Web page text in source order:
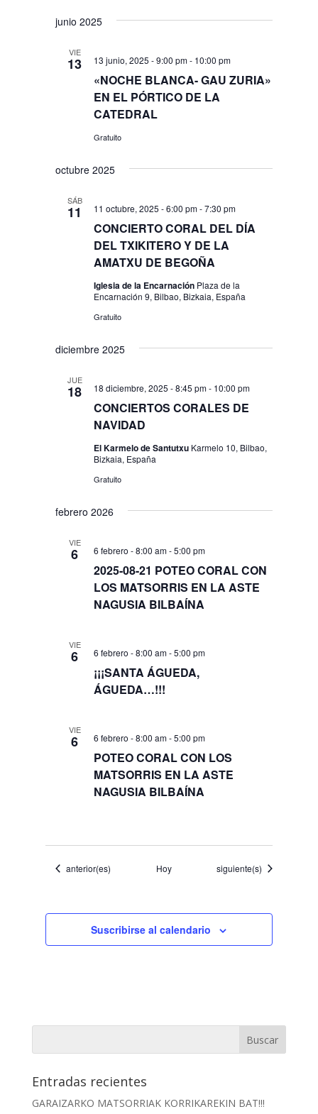
junio 2025
VIE
13
«NOCHE BLANCA- GAU ZURIA»
EN EL PÓRTICO DE LA
CATEDRAL
13 junio, 2025 - 9:00 pm- 10:00 pm
Gratuito
octubre 2025
SÁB
11
CONCIERTO CORAL DEL DÍA
DEL TXIKITERO Y DE LA
AMATXU DE BEGOÑA
11 octubre, 2025 - 6:00 pm-7:30 pm
Iglesia de la Encarnación Plaza de la
Encarnación 9, Bilbao, Bizkaia, España
Gratuito
diciembre 2025
JUE
18
CONCIERTOS CORALES DE
NAVIDAD
18 diciembre, 2025 - 8:45 pm- 10:00 pm
El Karmelo de Santutxu Karmelo 10, Bilbao,
Bizkaia, España
Gratuito
febrero 2026
VIE
6
2025-08-21 POTEO CORAL CON
LOS MATSORRIS EN LA ASTE
NAGUSIA BILBAÍNA
6 febrero - 8:00 am-5:00 pm
VIE
6
¡¡¡SANTA ÁGUEDA,
ÁGUEDA…!!!
6 febrero - 8:00 am-5:00 pm
VIE
6
POTEO CORAL CON LOS
MATSORRIS EN LA ASTE
NAGUSIA BILBAÍNA
6 febrero - 8:00 am-5:00 pm
Eventos
anterior(es) Hoy Eventos
siguiente(s)
Suscribirse al calendario
Entradas recientes
GARAIZARKO MATSORRIAK KORRIKAREKIN BAT!!!